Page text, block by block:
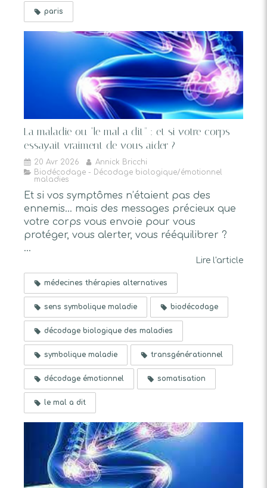
paris
La maladie ou "le mal a dit" : et si votre corps
essayait vraiment de vous aider ?
20 Avr 2026
Annick Bricchi
Biodécodage - Décodage biologique/émotionnel
maladies
Et si vos symptômes n’étaient pas des
ennemis… mais des messages précieux que
votre corps vous envoie pour vous
protéger, vous alerter, vous rééquilibrer ?
...
Lire l'article
médecines thérapies alternatives
sens symbolique maladie biodécodage
décodage biologique des maladies
symbolique maladie transgénérationnel
décodage émotionnel somatisation
le mal a dit